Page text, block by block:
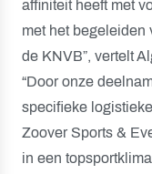
affiniteit heeft met
met het begeleiden
de KNVB”, vertelt
“Door onze
specifieke
Zoover Sports &
in een